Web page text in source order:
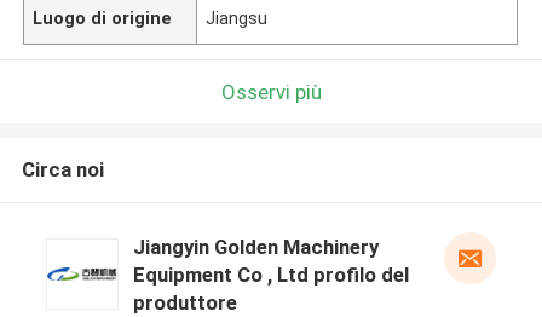
Luogo di origine Jiangsu
Osservi più
Circa noi
Jiangyin Golden Machinery
Equipment Co , Ltd profilo del
produttore